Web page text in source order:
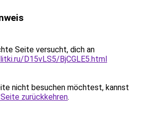
Seite versucht, dich an
D15vLS5/BjCGLE5.html
nicht besuchen möchtest, kannst
zurückkehren.